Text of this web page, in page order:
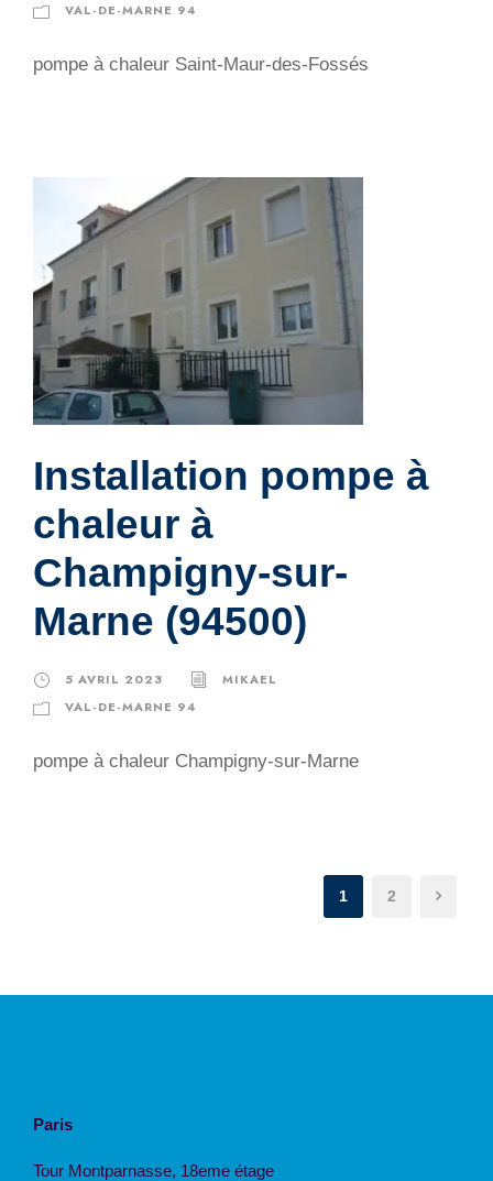
VAL-DE-MARNE 94
pompe à chaleur Saint-Maur-des-Fossés
Installation pompe à
chaleur à
Champigny-sur-
Marne (94500)
5 AVRIL 2023
MIKAEL
VAL-DE-MARNE 94
pompe à chaleur Champigny-sur-Marne
1 2
Paris
Tour Montparnasse, 18eme étage